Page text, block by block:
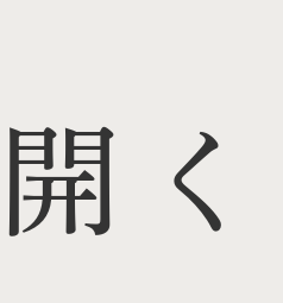
開く